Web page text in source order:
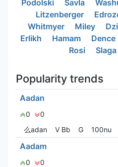
Podolski
Savla
Litzenberger
Whitmyer
Miley
Erlikh
Hamam Dence
Rosi
Slaga
Popularity trends
Aadan
0
0
么adan
V Bㅤb G 100nu
Aadam
0
0